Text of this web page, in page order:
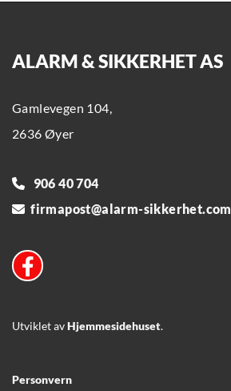
ALARM & SIKKERHET AS
Gamlevegen 104,
2636 Øyer
 906 40 704
 firmapost@alarm-sikkerhet.com
Utviklet avHjemmesidehuset.
Personvern